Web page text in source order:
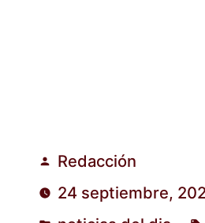
Publicado
por
Redacción
24 septiembre,